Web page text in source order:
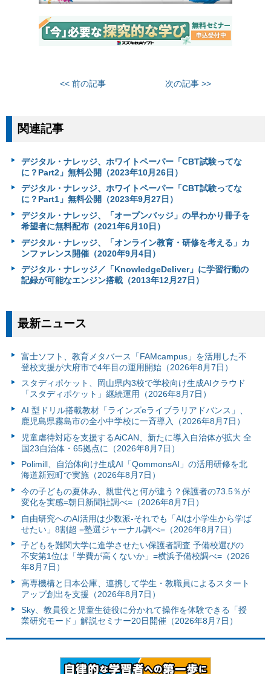
<< 前の記事 次の記事 >>
関連記事
デジタル・ナレッジ、ホワイトペーパー「CBT試験ってな
に？Part2」無料公開（2023年10月26日）
デジタル・ナレッジ、ホワイトペーパー「CBT試験ってな
に？Part1」無料公開（2023年9月27日）
デジタル・ナレッジ、「オープンバッジ」の早わかり冊子を
希望者に無料配布（2021年6月10日）
デジタル・ナレッジ、「オンライン教育・研修を考える」カ
ンファレンス開催（2020年9月4日）
デジタル・ナレッジ／「KnowledgeDeliver」に学習行動の
記録が可能なエンジン搭載（2013年12月27日）
最新ニュース
富⼠ソフト、教育メタバース「FAMcampus」を活用した不
登校支援が大府市で4年目の運用開始（2026年8月7日）
スタディポケット、岡山県内3校で学校向け生成AIクラウド
「スタディポケット」継続運用（2026年8月7日）
AI 型ドリル搭載教材「ラインズeライブラリアドバンス」、
鹿児島県霧島市の全小中学校に一斉導入（2026年8月7日）
児童虐待対応を支援するAiCAN、新たに導入自治体が拡大 全
国23自治体・65拠点に（2026年8月7日）
Polimill、自治体向け生成AI「QommonsAI」の活用研修を北
海道新冠町で実施（2026年8月7日）
今の子どもの夏休み、親世代と何が違う？保護者の73.5％が
変化を実感=朝日新聞社調べ=（2026年8月7日）
自由研究へのAI活用は少数派-それでも「AIは小学生から学ば
せたい」8割超 =塾選ジャーナル調べ=（2026年8月7日）
子どもを難関大学に進学させたい保護者調査 予備校選びの
不安第1位は「学費が高くないか」=横浜予備校調べ=（2026
年8月7日）
高専機構と日本公庫、連携して学生・教職員によるスタート
アップ創出を支援（2026年8月7日）
Sky、教員役と児童生徒役に分かれて操作を体験できる「授
業研究モード」解説セミナー20日開催（2026年8月7日）